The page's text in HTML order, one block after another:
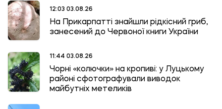
12:03 03.08.26
На Прикарпатті знайшли рідкісний гриб,
занесений до Червоної книги України
11:44 03.08.26
Чорні «колючки» на кропиві: у Луцькому
районі сфотографували виводок
майбутніх метеликів